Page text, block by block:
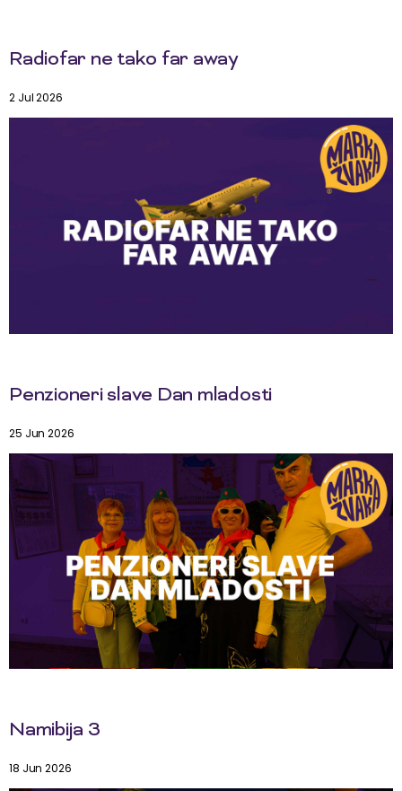
Radiofar ne tako far away
2 Jul 2026
Penzioneri slave Dan mladosti
25 Jun 2026
Namibija 3
18 Jun 2026